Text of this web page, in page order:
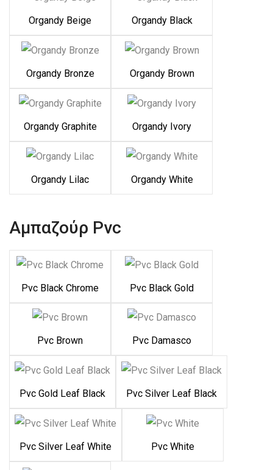
Organdy Beige Organdy Black
Organdy Bronze Organdy Brown
Organdy Graphite Organdy Ivory
Organdy Lilac Organdy White
Αμπαζούρ Pvc
Pvc Black Chrome Pvc Black Gold
Pvc Brown Pvc Damasco
Pvc Gold Leaf Black Pvc Silver Leaf Black
Pvc Silver Leaf White Pvc White